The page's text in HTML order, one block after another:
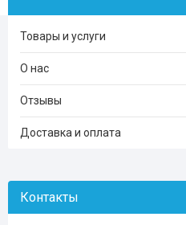
Товары и услуги
О нас
Отзывы
Доставка и оплата